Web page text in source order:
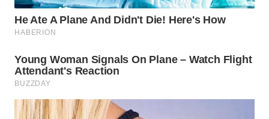
WN
LIKUPANG
WN
LABUANBAJO
WN
BORNEO